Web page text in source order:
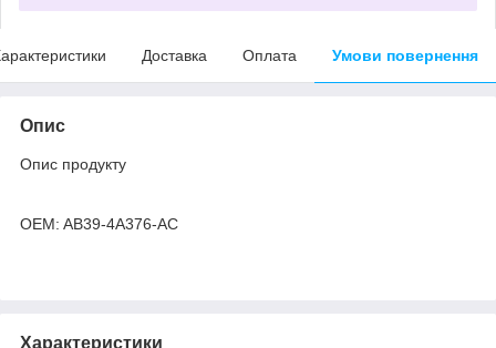
Доставка Оплата Умови повернення
Опис
Опис продукту
OEM: AB39-4A376-AC
Характеристики